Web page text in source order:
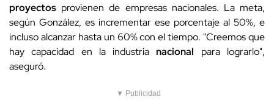
proyectos provienen de empresas nacionales. La meta,
según González, es incrementar ese porcentaje al 50%, e
incluso alcanzar hasta un 60% con el tiempo. "Creemos que
hay capacidad en la industrianacional para lograrlo",
aseguró.
▼ Publicidad